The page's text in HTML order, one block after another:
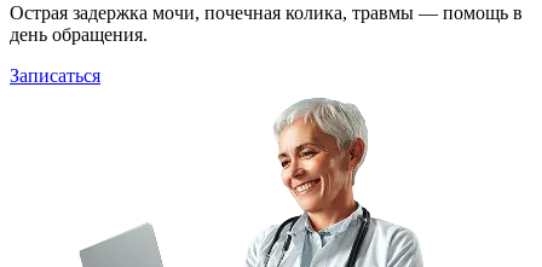
Острая задержка мочи, почечная колика, травмы — помощь в
день обращения.
Записаться